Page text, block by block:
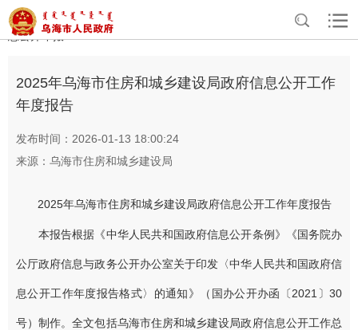
首页>政务公开 > 政府信息公开
部门政府信
息公开年报
2025年乌海市住房和城乡建设局政府信息公开工作
年度报告
发布时间：2026-01-13 18:00:24
来源：乌海市住房和城乡建设局
2025年乌海市住房和城乡建设局政府信息公开工作年度报告
本报告根据《中华人民共和国政府信息公开条例》《国务院办
公厅政府信息与政务公开办公室关于印发〈中华人民共和国政府信
息公开工作年度报告格式〉的通知》（国办公开办函〔2021〕30
号）制作。全文包括乌海市住房和城乡建设局政府信息公开工作总